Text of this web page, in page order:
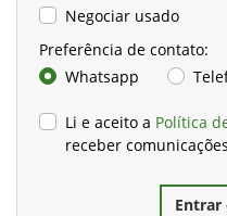
Negociar usado
Preferência de contato:
Whatsapp
Li e aceito a Política
receber
Entrar